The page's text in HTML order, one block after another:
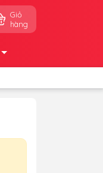
Giỏ
hàng